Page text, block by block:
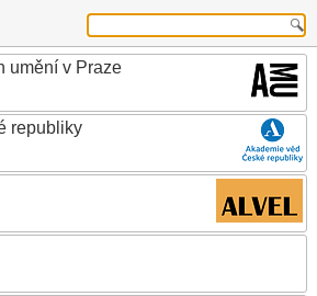
umění v Praze
republiky